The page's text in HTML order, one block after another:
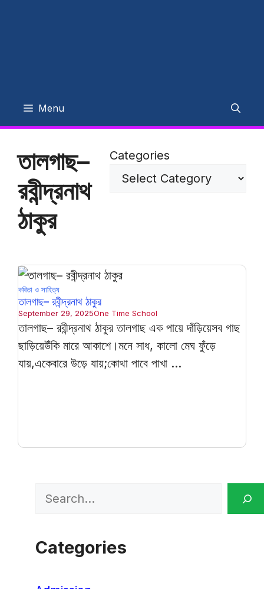
Menu
তালগাছ–
রবীন্দ্রনাথ
ঠাকুর
Categories
কবিতা ও সাহিত্য
তালগাছ– রবীন্দ্রনাথ ঠাকুর
September 29, 2025One Time School
তালগাছ– রবীন্দ্রনাথ ঠাকুর তালগাছ এক পায়ে দাঁড়িয়েসব গাছ
ছাড়িয়েউঁকি মারে আকাশে।মনে সাধ, কালো মেঘ ফুঁড়ে
যায়,একেবারে উড়ে যায়;কোথা পাবে পাখা ...
Search
Categories